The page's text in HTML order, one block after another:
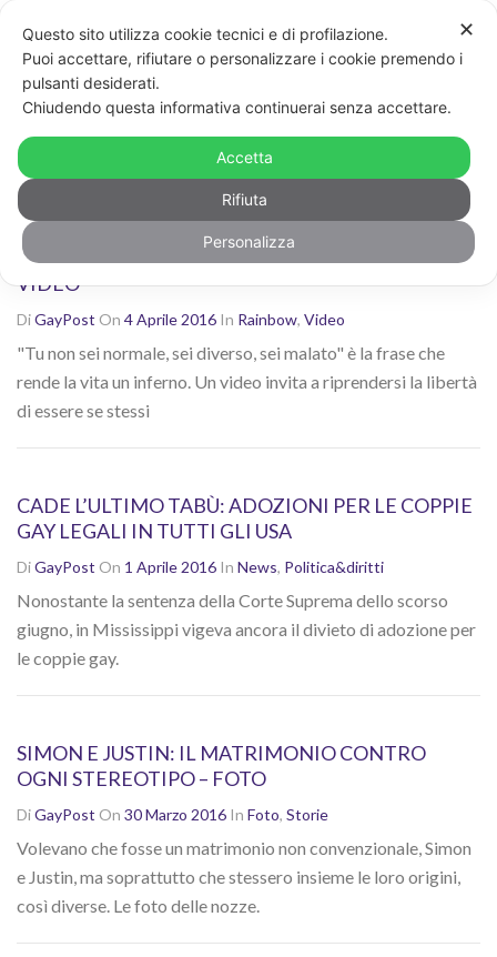
CERCA
Ricerca risultati per: "omofobia"
Non sei contento dei risultati? Cerca di nuovo con altre
parole chiave
CHI HA DECISO COSA È NORMALE E COSA NO? –
VIDEO
DiGayPost On 4 Aprile 2016 In Rainbow, Video
"Tu non sei normale, sei diverso, sei malato" è la frase che
rende la vita un inferno. Un video invita a riprendersi la libertà
di essere se stessi
CADE L’ULTIMO TABÙ: ADOZIONI PER LE COPPIE
GAY LEGALI IN TUTTI GLI USA
DiGayPost On 1 Aprile 2016 In News, Politica&diritti
Nonostante la sentenza della Corte Suprema dello scorso
giugno, in Mississippi vigeva ancora il divieto di adozione per
le coppie gay.
SIMON E JUSTIN: IL MATRIMONIO CONTRO
OGNI STEREOTIPO – FOTO
DiGayPost On 30 Marzo 2016 In Foto, Storie
Volevano che fosse un matrimonio non convenzionale, Simon
e Justin, ma soprattutto che stessero insieme le loro origini,
così diverse. Le foto delle nozze.
✕
Questo sito utilizza cookie tecnici e di profilazione.
Puoi accettare, rifiutare o personalizzare i cookie premendo i
pulsanti desiderati.
Chiudendo questa informativa continuerai senza accettare.
Accetta
Rifiuta
Personalizza